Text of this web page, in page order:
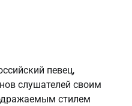
певец,
слушателей своим
стилем